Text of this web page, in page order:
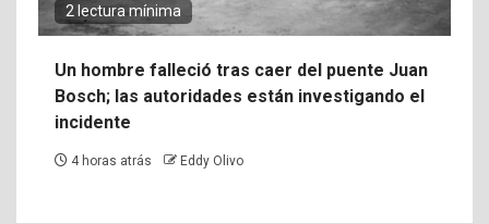
2 lectura mínima
Un hombre falleció tras caer del puente Juan
Bosch; las autoridades están investigando el
incidente
4 horas atrás Eddy Olivo